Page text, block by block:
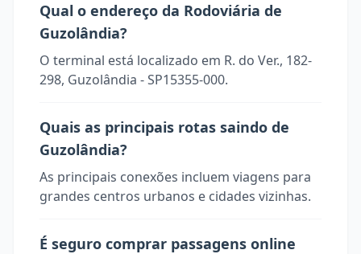
Qual o endereço da Rodoviária de
Guzolândia?
O terminal está localizado em R. do Ver., 182-
298, Guzolândia - SP15355-000.
Quais as principais rotas saindo de
Guzolândia?
As principais conexões incluem viagens para
grandes centros urbanos e cidades vizinhas.
É seguro comprar passagens online